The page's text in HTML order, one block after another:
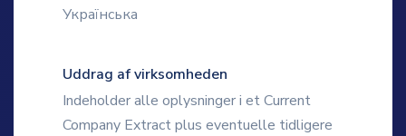
Українська
Uddrag af virksomheden
Indeholder alle oplysninger i et Current
Company Extract plus eventuelle tidligere